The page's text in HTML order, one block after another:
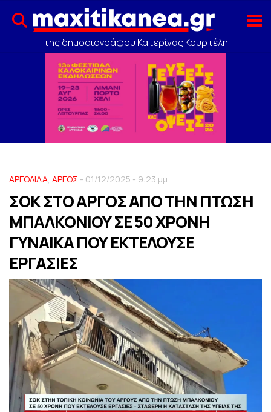
της δημοσιογράφου Κατερίνας Κουρτέλη
ΑΡΓΟΛΙΔΑ, ΑΡΓΟΣ - 01/12/2025 - 9:23 μμ
ΣΟΚ ΣΤO ΑΡΓΟΣ ΑΠΟ ΤΗΝ ΠΤΩΣΗ
ΜΠΑΛΚΟΝΙΟΥ ΣΕ 50 ΧΡΟΝΗ
ΓΥΝΑΙΚΑ ΠΟΥ ΕΚΤΕΛΟΥΣΕ
ΕΡΓΑΣΙΕΣ